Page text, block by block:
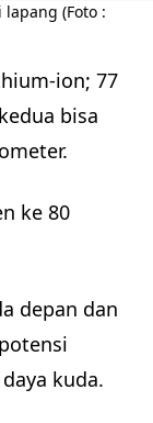
(Foto :
ion; 77
bisa
ke 80
depan dan
kuda.